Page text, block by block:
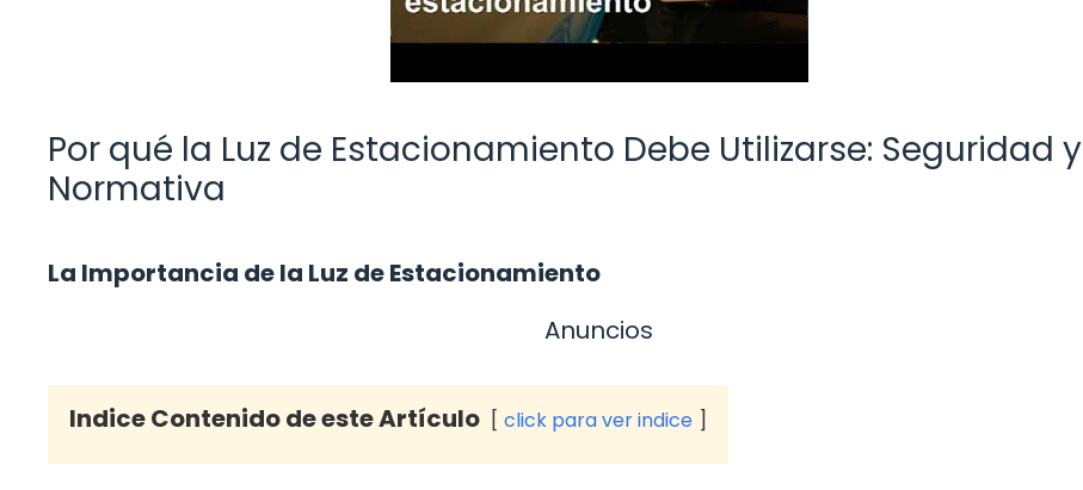
Por qué la Luz de Estacionamiento Debe Utilizarse: Seguridad y
Normativa
La Importancia de la Luz de Estacionamiento
Anuncios
Indice Contenido de este Artículo click para ver indice